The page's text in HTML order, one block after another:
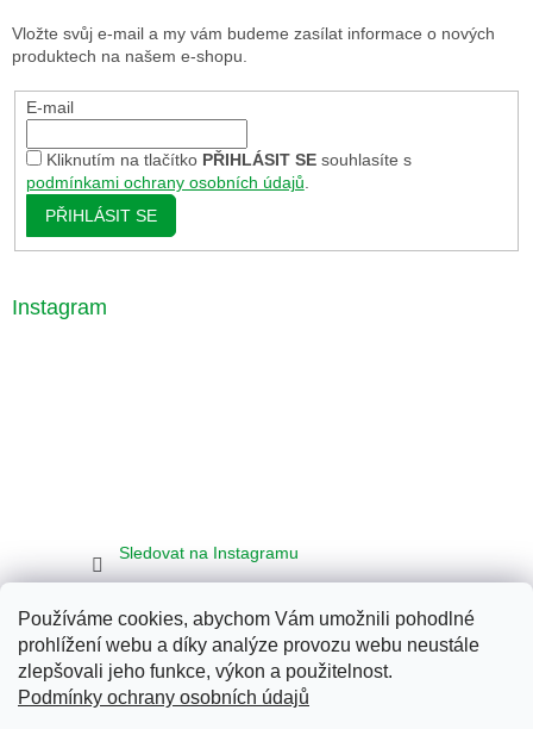
Používáme cookies, abychom Vám umožnili pohodlné
prohlížení webu a díky analýze provozu webu neustále
zlepšovali jeho funkce, výkon a použitelnost.
Podmínky ochrany osobních údajů
Vložte svůj e-mail a my vám budeme zasílat informace o nových
produktech na našem e-shopu.
E-mail
Kliknutím na tlačítko PŘIHLÁSIT SEsouhlasíte s
podmínkami ochrany osobních údajů.
PŘIHLÁSIT SE
Instagram
Sledovat na Instagramu
Seznam Google Bing